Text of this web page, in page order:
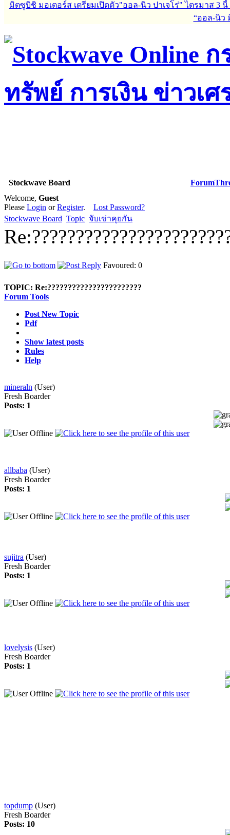
มิตซูบิชิ มอเตอร์ส เตรียมเปิดตัว"ออล-นิว ปาเจโร่" ไตรมาส 3 นี้
“ออล-นิว
Stockwave Board Forum
Welcome, Guest
Please Login orRegister. Lost Password?
Stockwave Board Topic จับเข่าคุยกัน
Favoured: 0
TOPIC: Re:???????????????????????
Forum Tools
Post New Topic
Pdf
Show latest posts
Rules
Help
mineraln (User)
Fresh Boarder
Posts: 1
allbaba (User)
Fresh Boarder
Posts: 1
sujitra (User)
Fresh Boarder
Posts: 1
lovelysis (User)
Fresh Boarder
Posts: 1
topdump (User)
Fresh Boarder
Posts: 10